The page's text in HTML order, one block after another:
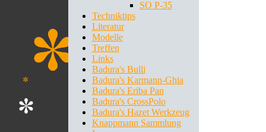
SO P-35
Techniktips
Literatur
Modelle
Treffen
Links
Badura's Bulli
Badura's Karmann-Ghia
Badura's Eriba Pan
Badura's CrossPolo
Badura's Hazet Werkzeug
Knappmann Sammlung